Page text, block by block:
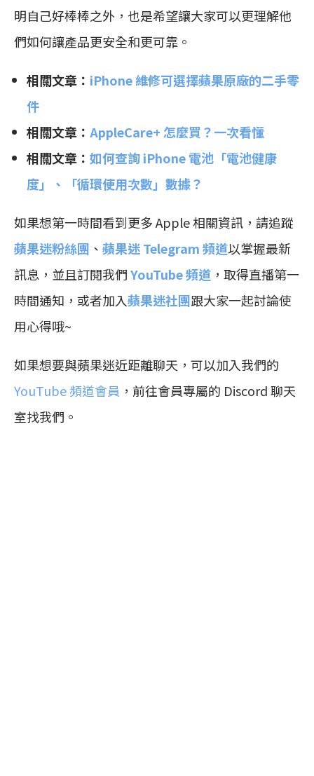
明自己好棒棒之外，也是希望讓大家可以更理解他
們如何讓產品更安全和更可靠。
相關文章： iPhone 維修可選擇蘋果原廠的二手零
件
相關文章： AppleCare+ 怎麼買？一次看懂
相關文章： 如何查詢 iPhone 電池「電池健康
度」、「循環使用次數」數據？
如果想第一時間看到更多 Apple 相關資訊，請追蹤
蘋果迷粉絲團 、 蘋果迷 Telegram 頻道以掌握最新
訊息，並且訂閱我們YouTube 頻道 ，取得直播第一
時間通知，或者加入蘋果迷社團跟大家一起討論使
用心得哦~
如果想要與蘋果迷近距離聊天，可以加入我們的
YouTube 頻道會員 ，前往會員專屬的 Discord 聊天
室找我們。